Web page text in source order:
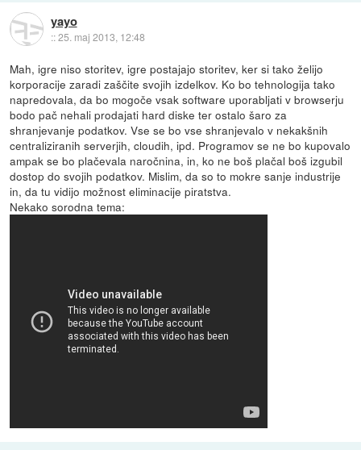
yayo
::25. maj 2013, 12:48
Mah, igre niso storitev, igre postajajo storitev, ker si tako želijo
korporacije zaradi zaščite svojih izdelkov. Ko bo tehnologija tako
napredovala, da bo mogoče vsak software uporabljati v browserju
bodo pač nehali prodajati hard diske ter ostalo šaro za
shranjevanje podatkov. Vse se bo vse shranjevalo v nekakšnih
centraliziranih serverjih, cloudih, ipd. Programov se ne bo kupovalo
ampak se bo plačevala naročnina, in, ko ne boš plačal boš izgubil
dostop do svojih podatkov. Mislim, da so to mokre sanje industrije
in, da tu vidijo možnost eliminacije piratstva.
Nekako sorodna tema: